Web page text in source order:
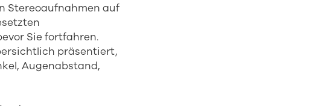
Stereoaufnahmen auf
Sie fortfahren.
präsentiert,
Augenabstand,